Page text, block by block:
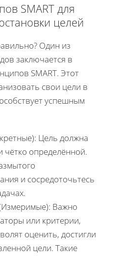
SMART для
целей
Один из
заключается в
SMART. Этот
свои цели в
успешным
Цель должна
чётко определённой.
и сосредоточьтесь
Важно
или критерии,
оценить, достигли
цели. Такие